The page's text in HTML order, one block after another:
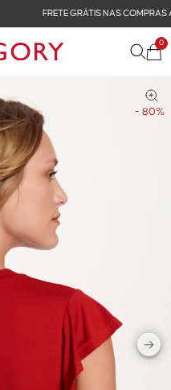
ACIMA DE R$ 899
0
- 80%